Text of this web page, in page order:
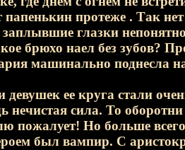
протеже . Так
глазки
брюхо наел без зубов?
машинально
девушек ее круга стали
нечистая сила. То
пожалует! Но больше
был вампир. С